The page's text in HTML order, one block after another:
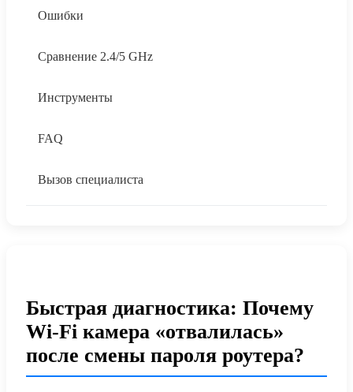
Ошибки
Сравнение 2.4/5 GHz
Инструменты
FAQ
Вызов специалиста
Быстрая диагностика: Почему
Wi-Fi камера «отвалилась»
после смены пароля роутера?